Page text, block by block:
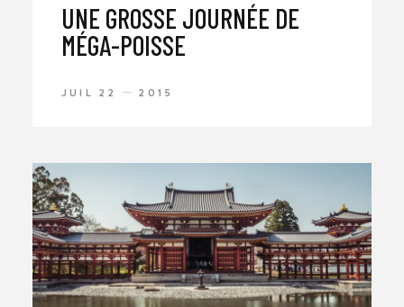
UNE GROSSE JOURNÉE DE
MÉGA-POISSE
JUIL 22 2015